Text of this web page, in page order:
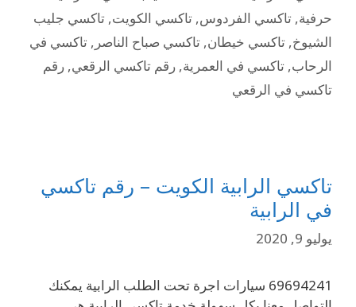
حرفية, تاكسي الفردوس, تاكسي الكويت, تاكسي جليب
الشيوخ, تاكسي خيطان, تاكسي صباح الناصر , تاكسي في
الرحاب, تاكسي في العمرية, رقم تاكسي الرقعي, رقم
تاكسي في الرقعي
تاكسي الرابية الكويت – رقم تاكسي
في الرابية
يوليو 9, 2020
69694241 سيارات اجرة تحت الطلب الرابية يمكنك